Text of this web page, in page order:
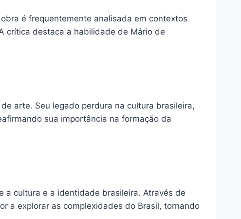
é frequentemente analisada em contextos
crítica destaca a habilidade de Mário de
arte. Seu legado perdura na cultura brasileira,
sua importância na formação da
a cultura e a identidade brasileira. Através de
a explorar as complexidades do Brasil, tornando